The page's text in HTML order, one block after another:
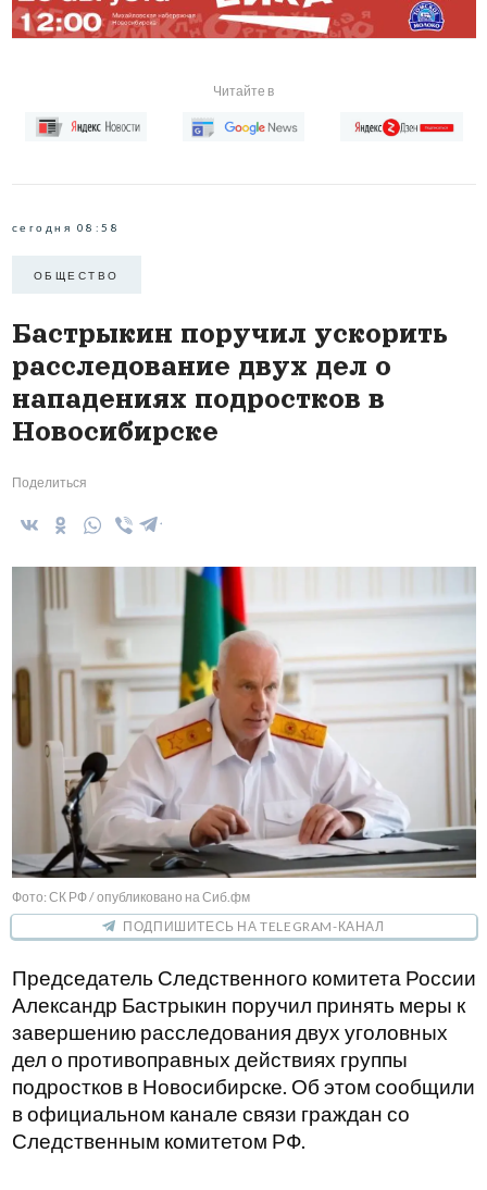
Читайте в
сегодня 08:58
ОБЩЕСТВО
Бастрыкин поручил ускорить
расследование двух дел о
нападениях подростков в
Новосибирске
Поделиться
Фото: СК РФ / опубликовано на Сиб.фм
ПОДПИШИТЕСЬ НА TELEGRAM-КАНАЛ
Председатель Следственного комитета России
Александр Бастрыкин поручил принять меры к
завершению расследования двух уголовных
дел о противоправных действиях группы
подростков в Новосибирске. Об этом сообщили
в официальном канале связи граждан со
Следственным комитетом РФ.